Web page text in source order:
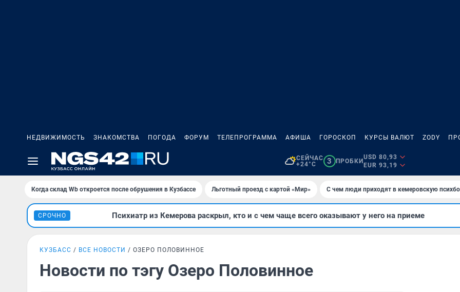
НЕДВИЖИМОСТЬ ЗНАКОМСТВА ПОГОДА ФОРУМ ТЕЛЕПРОГРАММА АФИША ГОРОСКОП КУРСЫ ВАЛЮТ ZODY
СЕЙЧАС
+24°C
3 ПРОБКИ
USD 80,93
EUR 93,19
Когда склад Wb откроется после обрушения в Кузбассе Льготный проезд с картой «Мир» С чем люди приходят в кемеровскую
СРОЧНО Психиатр из Кемерова раскрыл, кто и с чем чаще всего оказывают у него на приеме
КУЗБАСС ВСЕ НОВОСТИ ОЗЕРО ПОЛОВИННОЕ
Новости по тэгу Озеро Половинное